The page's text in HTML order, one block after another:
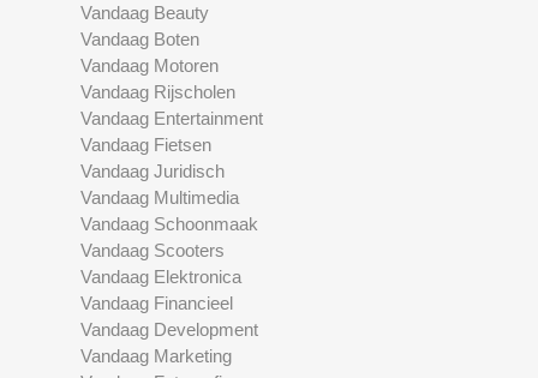
Vandaag Beauty
Vandaag Boten
Vandaag Motoren
Vandaag Rijscholen
Vandaag Entertainment
Vandaag Fietsen
Vandaag Juridisch
Vandaag Multimedia
Vandaag Schoonmaak
Vandaag Scooters
Vandaag Elektronica
Vandaag Financieel
Vandaag Development
Vandaag Marketing